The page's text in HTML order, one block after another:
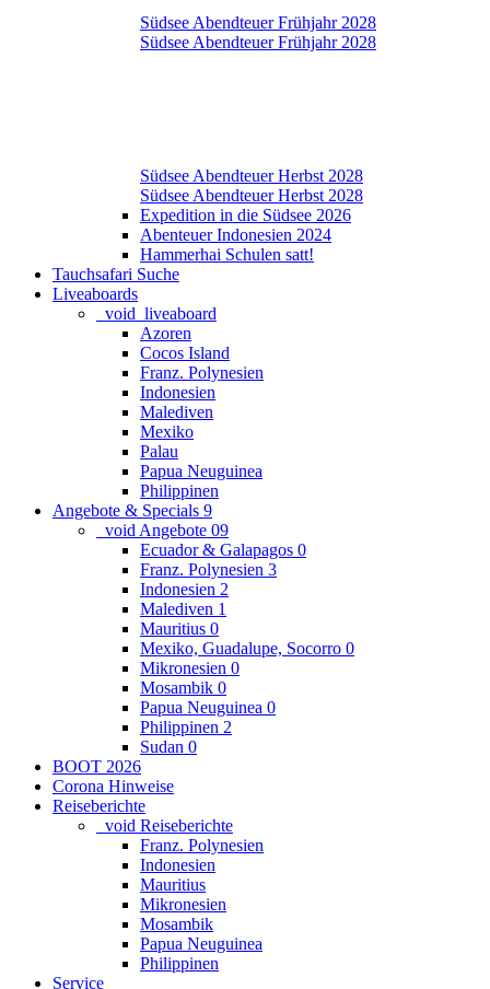
Südsee Abendteuer Frühjahr 2028
Südsee Abendteuer Frühjahr 2028
Südsee Abendteuer Herbst 2028
Südsee Abendteuer Herbst 2028
Expedition in die Südsee 2026
Abenteuer Indonesien 2024
Hammerhai Schulen satt!
Tauchsafari Suche
Liveaboards
_void_liveaboard
Azoren
Cocos Island
Franz. Polynesien
Indonesien
Malediven
Mexiko
Palau
Papua Neuguinea
Philippinen
Angebote & Specials 9
_void Angebote 09
Ecuador & Galapagos 0
Franz. Polynesien 3
Indonesien 2
Malediven 1
Mauritius 0
Mexiko, Guadalupe, Socorro 0
Mikronesien 0
Mosambik 0
Papua Neuguinea 0
Philippinen 2
Sudan 0
BOOT 2026
Corona Hinweise
Reiseberichte
_void Reiseberichte
Franz. Polynesien
Indonesien
Mauritius
Mikronesien
Mosambik
Papua Neuguinea
Philippinen
Service